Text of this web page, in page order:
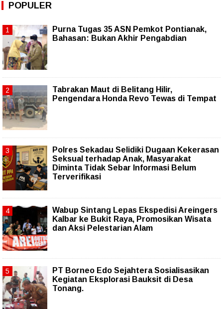
POPULER
Purna Tugas 35 ASN Pemkot Pontianak,
Bahasan: Bukan Akhir Pengabdian
Tabrakan Maut di Belitang Hilir,
Pengendara Honda Revo Tewas di Tempat
Polres Sekadau Selidiki Dugaan Kekerasan
Seksual terhadap Anak, Masyarakat
Diminta Tidak Sebar Informasi Belum
Terverifikasi
Wabup Sintang Lepas Ekspedisi Areingers
Kalbar ke Bukit Raya, Promosikan Wisata
dan Aksi Pelestarian Alam
PT Borneo Edo Sejahtera Sosialisasikan
Kegiatan Eksplorasi Bauksit di Desa
Tonang.